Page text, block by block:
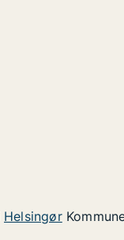
Helsingør